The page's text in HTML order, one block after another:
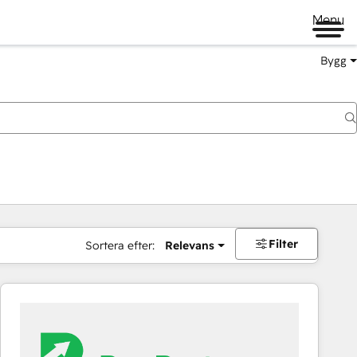
Menu
Bygg
Sortera efter: Relevans Filter